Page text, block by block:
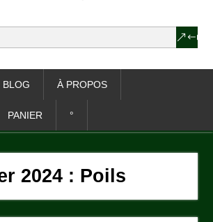
BLOG À PROPOS
PANIER °
2024 : Poils